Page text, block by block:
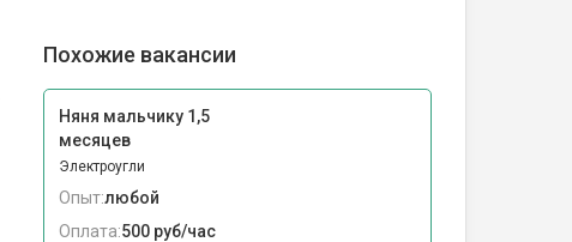
Похожие вакансии
Няня мальчику 1,5
месяцев
Электроугли
Опыт:любой
Оплата:500 руб/час